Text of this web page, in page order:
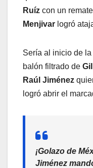
Ruíz con un
Menjivar logró
Sería al inicio de
balón filtrado de
Raúl Jiménez
logró abrir el
¡Golazo de
Jiménez